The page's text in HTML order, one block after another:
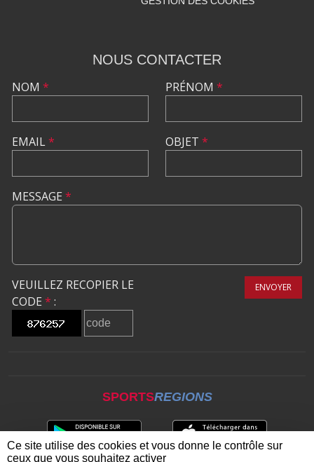
NOUS CONTACTER
NOM *
EMAIL*
PRÉNOM *
OBJET *
MESSAGE *
VEUILLEZ RECOPIER LE
CODE * :
ENVOYER
SPORTSREGIONS
Ce site utilise des cookies et vous donne le contrôle sur
ceux que vous souhaitez activer